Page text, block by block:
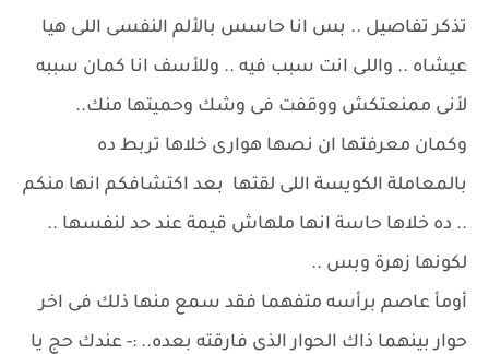
تذكر تفاصيل .. بس انا حاسس بالألم النفسى اللى هيا
عيشاه .. واللى انت سبب فيه .. وللأسف انا كمان سببه
لأنى ممنعتكش ووقفت فى وشك وحميتها منك..
وكمان معرفتها ان نصها هوارى خلاها تربط ده
بالمعاملة الكويسة اللى لقتها بعد اكتشافكم انها منكم
.. ده خلاها حاسة انها ملهاش قيمة عند حد لنفسها ..
لكونها زهرة وبس ..
أومأ عاصم برأسه متفهما فقد سمع منها ذلك فى اخر
حوار بينهما ذاك الحوار الذى فارقته بعده.. :- عندك حج يا